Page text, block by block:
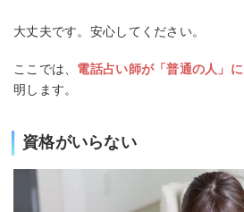
大丈夫です。安心してください。
ここでは、 電話占い師が「普通の人」
明します。
資格がいらない